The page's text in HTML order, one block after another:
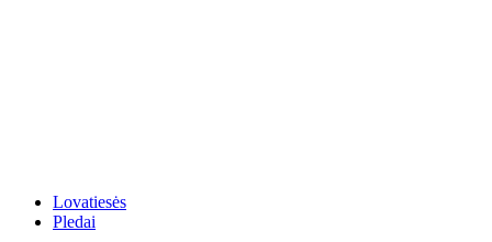
Lovatiesės
Pledai